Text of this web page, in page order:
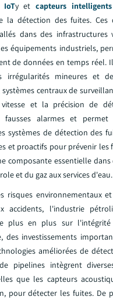
IoTy etcapteurs intelligents
la détection des fuites. Ces
dans des infrastructures
équipements industriels,
de données en temps réel.
irrégularités mineures et
centraux de
et la précision de
fausses alarmes et permet
systèmes de détection des
et proactifs pour prévenir les
composante essentielle dans
et du gaz aux services d'eau.
risques environnementaux
accidents, l'industrie
plus en plus sur l'intégrité
des investissements
améliorées de
pipelines intègrent
que les capteurs
pour détecter les fuites. De